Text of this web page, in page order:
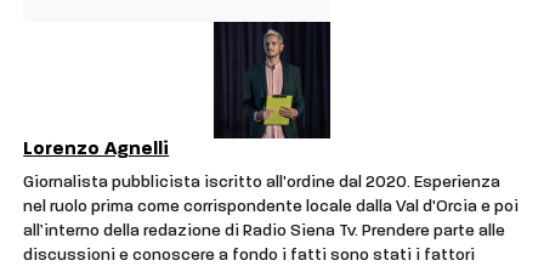
Lorenzo Agnelli
Giornalista pubblicista iscritto all'ordine dal 2020. Esperienza
nel ruolo prima come corrispondente locale dalla Val d'Orcia e poi
all’interno della redazione di Radio Siena Tv. Prendere parte alle
discussioni e conoscere a fondo i fatti sono stati i fattori